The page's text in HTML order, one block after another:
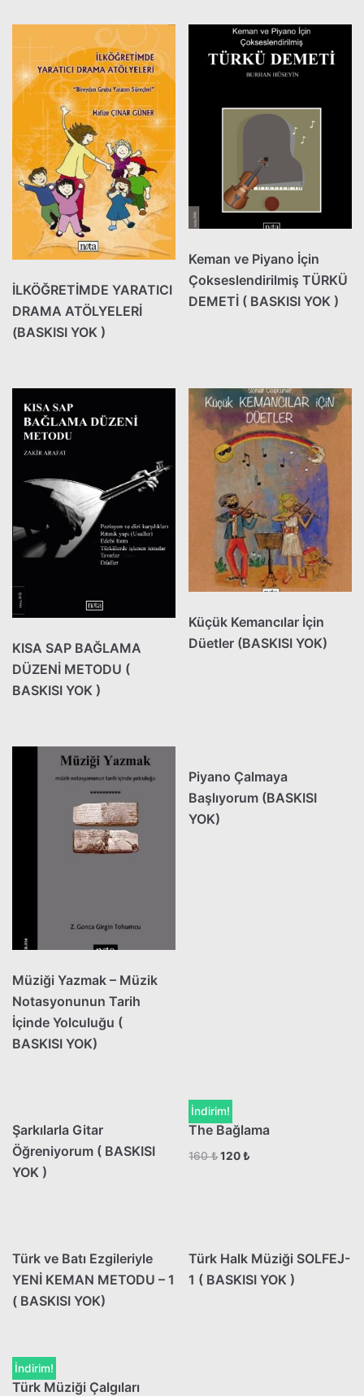
İLKÖĞRETİMDE YARATICI
DRAMA ATÖLYELERİ
(BASKISI YOK )
Keman ve Piyano İçin
Çokseslendirilmiş TÜRKÜ
DEMETİ ( BASKISI YOK )
KISA SAP BAĞLAMA
DÜZENİ METODU (
BASKISI YOK )
Küçük Kemancılar İçin
Düetler (BASKISI YOK)
Müziği Yazmak – Müzik
Notasyonunun Tarih
İçinde Yolculuğu (
BASKISI YOK)
Piyano Çalmaya
Başlıyorum (BASKISI
YOK)
Şarkılarla Gitar
Öğreniyorum ( BASKISI
YOK )
İndirim!
The Bağlama
160₺120₺
Türk ve Batı Ezgileriyle
YENİ KEMAN METODU – 1
( BASKISI YOK)
Türk Halk Müziği SOLFEJ-
1 ( BASKISI YOK )
İndirim!
Türk Müziği Çalgıları